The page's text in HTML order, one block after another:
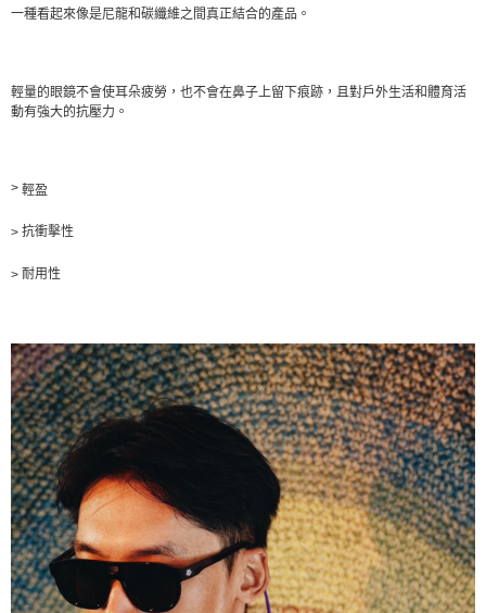
一種看起來像是尼龍和碳纖維之間真正結合的產品。
輕量的眼鏡不會使耳朵疲勞，也不會在鼻子上留下痕跡，且對戶外生活和體育活
動有強大的抗壓力。
> 輕盈
> 抗衝擊性
> 耐用性